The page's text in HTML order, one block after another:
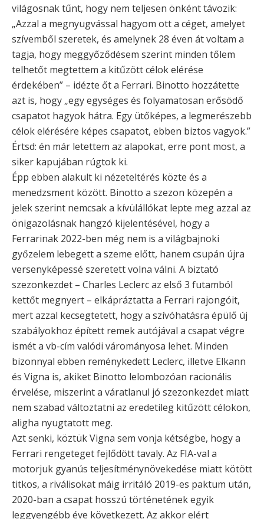
világosnak tűnt, hogy nem teljesen önként távozik:
„Azzal a megnyugvással hagyom ott a céget, amelyet
szívemből szeretek, és amelynek 28 éven át voltam a
tagja, hogy meggyőződésem szerint minden tőlem
telhetőt megtettem a kitűzött célok elérése
érdekében” – idézte őt a Ferrari. Binotto hozzátette
azt is, hogy „egy egységes és folyamatosan erősödő
csapatot hagyok hátra. Egy ütőképes, a legmerészebb
célok elérésére képes csapatot, ebben biztos vagyok.”
Értsd: én már letettem az alapokat, erre pont most, a
siker kapujában rúgtok ki.
Épp ebben alakult ki nézeteltérés közte és a
menedzsment között. Binotto a szezon közepén a
jelek szerint nemcsak a kívülállókat lepte meg azzal az
önigazolásnak hangzó kijelentésével, hogy a
Ferrarinak 2022-ben még nem is a világbajnoki
győzelem lebegett a szeme előtt, hanem csupán újra
versenyképessé szeretett volna válni. A biztató
szezonkezdet – Charles Leclerc az első 3 futamból
kettőt megnyert – elkápráztatta a Ferrari rajongóit,
mert azzal kecsegtetett, hogy a szívóhatásra épülő új
szabályokhoz épített remek autójával a csapat végre
ismét a vb-cím valódi várományosa lehet. Minden
bizonnyal ebben reménykedett Leclerc, illetve Elkann
és Vigna is, akiket Binotto lelombozóan racionális
érvelése, miszerint a váratlanul jó szezonkezdet miatt
nem szabad változtatni az eredetileg kitűzött célokon,
aligha nyugtatott meg.
Azt senki, köztük Vigna sem vonja kétségbe, hogy a
Ferrari rengeteget fejlődött tavaly. Az FIA-val a
motorjuk gyanús teljesítménynövekedése miatt kötött
titkos, a riválisokat máig irritáló 2019-es paktum után,
2020-ban a csapat hosszú történetének egyik
leggyengébb éve következett. Az akkor elért